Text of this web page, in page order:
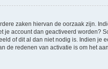
zaken hiervan de oorzaak zijn.
account dan geactiveerd worden?
of dit al dan niet nodig is. Indien je
redenen van activatie is om het